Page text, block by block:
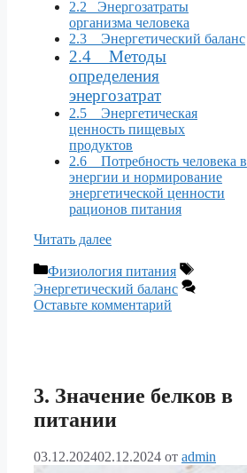
2.2 Энергозатраты
организма человека
2.3 Энергетический баланс
2.4 Методы
определения
энергозатрат
2.5 Энергетическая
ценность пищевых
продуктов
2.6 Потребность человека в
энергии и нормирование
энергетической ценности
рационов питания
Читать далее
Рубрики
Физиология питания
Метки
Энергетический баланс
Оставьте комментарий
3. Значение белков в
питании
03.12.202402.12.2024 от admin